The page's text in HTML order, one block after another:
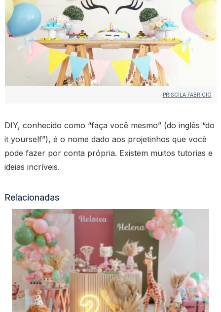
PRISCILA FABRÍCIO
DIY, conhecido como “faça você mesmo” (do inglês “do
it yourself”), é o nome dado aos projetinhos que você
pode fazer por conta própria. Existem muitos tutorias e
ideias incríveis.
Relacionadas